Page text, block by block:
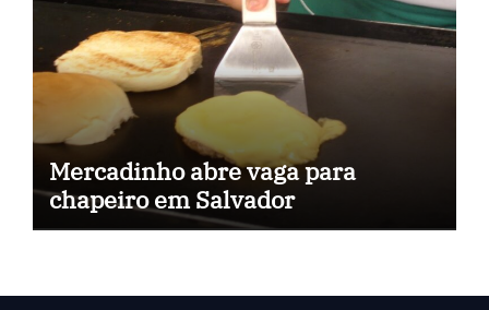
Mercadinho abre vaga para
chapeiro em Salvador